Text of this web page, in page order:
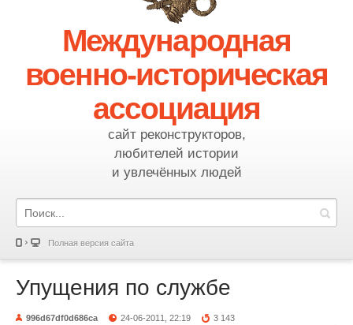
Международная
военно-историческая
ассоциация
сайт реконструкторов,
любителей истории
и увлечённых людей
Полная версия сайта
Упущения по службе
996d67df0d686ca 24-06-2011, 22:19 3 143